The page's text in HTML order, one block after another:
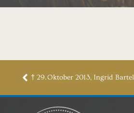
† 29.Oktober 2013, Ingrid